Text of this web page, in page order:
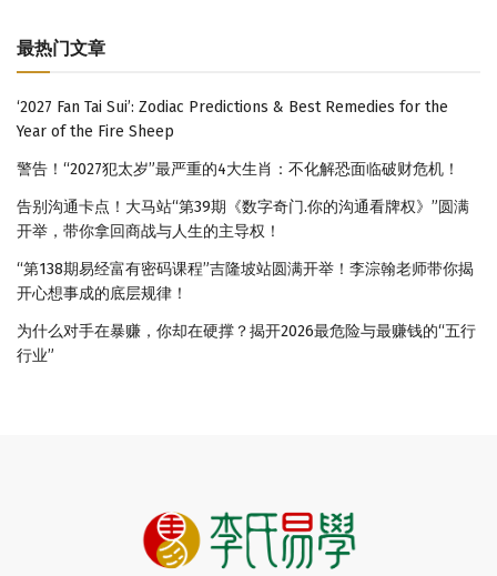
最热门文章
‘2027 Fan Tai Sui’: Zodiac Predictions & Best Remedies for the
Year of the Fire Sheep
警告！“2027犯太岁”最严重的4大生肖：不化解恐面临破财危机！
告别沟通卡点！大马站“第39期《数字奇门.你的沟通看牌权》”圆满
开举，带你拿回商战与人生的主导权！
“第138期易经富有密码课程”吉隆坡站圆满开举！李淙翰老师带你揭
开心想事成的底层规律！
为什么对手在暴赚，你却在硬撑？揭开2026最危险与最赚钱的“五行
行业”